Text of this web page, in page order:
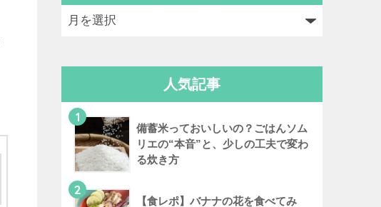
人気記事
1
備蓄米っておいしいの？ごはんソム
リエの“本音”と、少しの工夫で変わ
る炊き方
2
【食レポ】バナナの花を食べてみ